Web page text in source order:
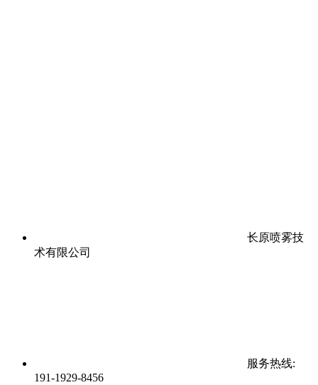
长原喷雾技
术有限公司
服务热线:
191-1929-8456